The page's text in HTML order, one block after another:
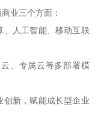
业三个方面：
、人工智能、移动互联
、专属云等多部署模
创新，赋能成长型企业